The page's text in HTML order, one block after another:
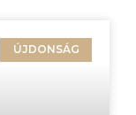
ÚJDONSÁG